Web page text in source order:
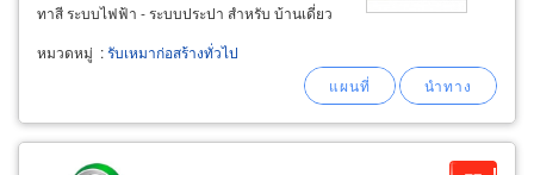
ทาสี ระบบไฟฟ้า - ระบบประปา สำหรับ บ้านเดี่ยว
อาคารพานิชย์ ตึกแถว ร้านค้า ตลาดสด ตลาดช้อป
ปิ้ง โรงงานทุกชนิด รับงานก่อสร้างมีเครื่องจักร
เครื่องมือ และคนงานครบ ควบคุมงานโดยวิศวกร
หมวดหมู่ :รับเหมาก่อสร้างทั่วไป